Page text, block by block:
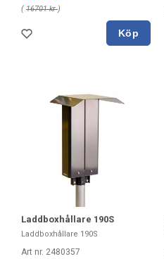
( 16701 kr)
Köp
Laddboxhållare 190S
Laddboxhållare 190S
Art nr. 2480357